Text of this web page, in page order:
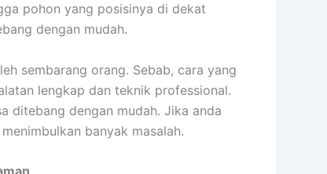
pohon yang posisinya di dekat
dengan mudah.
sembarang orang. Sebab, cara yang
lengkap dan teknik professional.
ditebang dengan mudah. Jika anda
banyak masalah.